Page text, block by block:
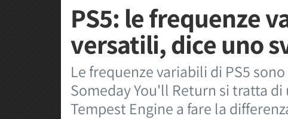
PS5: le frequenze
versatili, dice uno
Le frequenze variabili di PS5
Someday You'll Return si tratta
Tempest Engine a fare la